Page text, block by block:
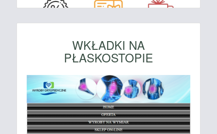
WKŁADKI NA
PŁASKOSTOPIE